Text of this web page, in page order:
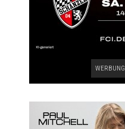
WERBUNG